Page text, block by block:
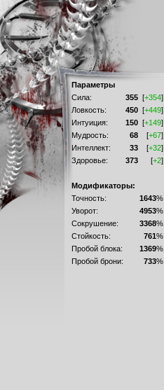
Параметры
Сила:
355 [+354]
Ловкость:
450 [+449]
Интуиция:
150 [+149]
Мудрость:
68 [+67]
Интеллект:
33 [+32]
Здоровье:
373 [+2]
Модификаторы:
Точность:
1643%
Уворот:
4953%
Сокрушение:
3368%
Стойкость:
761%
Пробой блока:
1369%
Пробой брони:
733%